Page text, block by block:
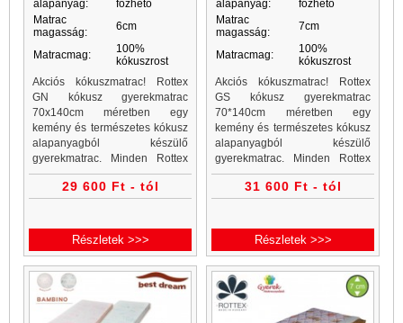
alapanyag:
főzhető
Matrac
magasság:
6cm
Matracmag:
100%
kókuszrost
Akciós kókuszmatrac! Rottex
GN kókusz gyerekmatrac
70x140cm méretben egy
kemény és természetes kókusz
alapanyagból készülő
gyerekmatrac. Minden Rottex
kókuszmatrac, gyerekmatrac és
gyerekmatracok a Matrac
29 600 Ft - tól
Részletek >>>
alapanyag:
főzhető
Matrac
magasság:
7cm
Matracmag:
100%
kókuszrost
Akciós kókuszmatrac! Rottex
GS kókusz gyerekmatrac
70*140cm méretben egy
kemény és természetes kókusz
alapanyagból készülő
gyerekmatrac. Minden Rottex
kókuszmatrac, gyerekmatrac és
gyerekmatracok a Matrac
31 600 Ft - tól
Részletek >>>